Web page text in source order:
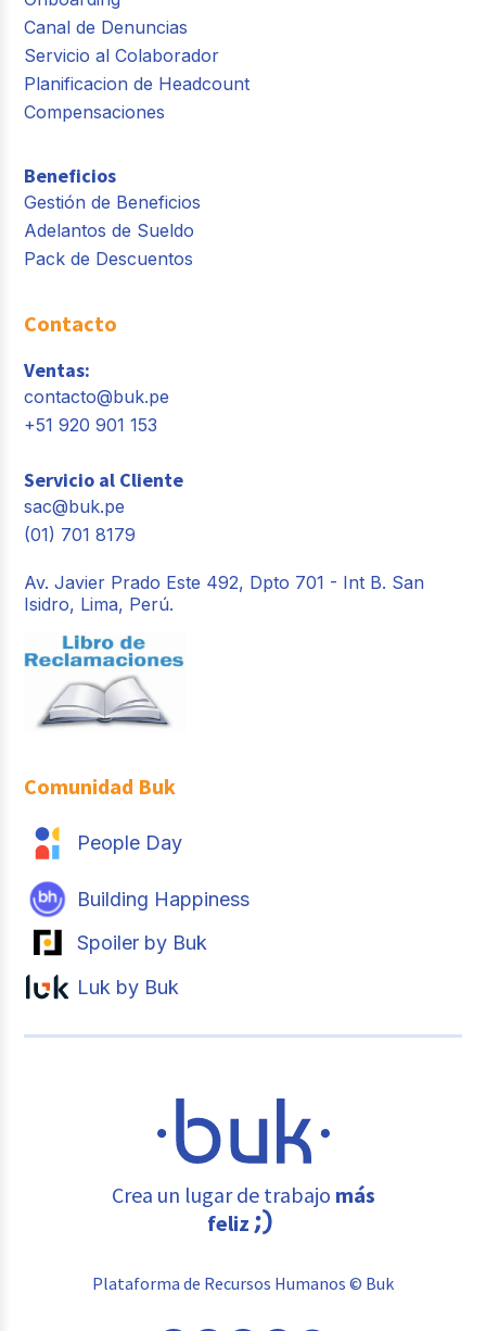
Canal de Denuncias
Servicio al Colaborador
Planificacion de Headcount
Compensaciones
Beneficios
Gestión de Beneficios
Adelantos de Sueldo
Pack de Descuentos
Contacto
Ventas:
contacto@buk.pe
+51 920 901 153
Servicio al Cliente
sac@buk.pe
(01) 701 8179
Av. Javier Prado Este 492, Dpto 701 - Int B. San
Isidro, Lima, Perú.
Comunidad Buk
People Day
Building Happiness
Spoiler by Buk
Luk by Buk
Crea un lugar de trabajo más
feliz
Plataforma de Recursos Humanos © Buk